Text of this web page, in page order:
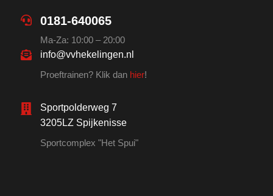
0181-640065
Ma-Za: 10:00 – 20:00
info@vvhekelingen.nl
Proeftrainen? Klik dan hier!
Sportpolderweg 7
3205LZ Spijkenisse
Sportcomplex "Het Spui"